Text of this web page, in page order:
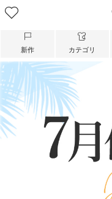
新作 カテゴリ